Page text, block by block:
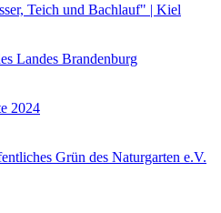
Teich und Bachlauf" | Kiel
Landes Brandenburg
2024
Grün des Naturgarten e.V.